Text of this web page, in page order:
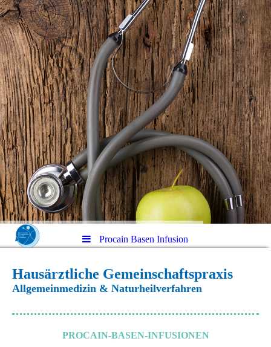
Procain Basen Infusion
Hausärztliche Gemeinschaftspraxis
Allgemeinmedizin & Naturheilverfahren
PROCAIN-BASEN-INFUSIONEN